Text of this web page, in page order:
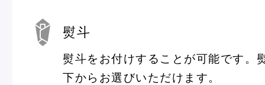
熨斗
熨斗をお付けすることが可能です。
下からお選びいただけます。